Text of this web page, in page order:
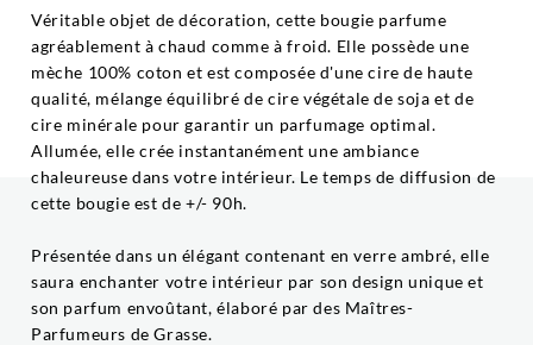
Véritable objet de décoration, cette bougie parfume
agréablement à chaud comme à froid. Elle possède une
mèche 100% coton et est composée d'une cire de haute
qualité, mélange équilibré de cire végétale de soja et de
cire minérale pour garantir un parfumage optimal.
Allumée, elle crée instantanément une ambiance
chaleureuse dans votre intérieur. Le temps de diffusion de
cette bougie est de +/- 90h.
Présentée dans un élégant contenant en verre ambré, elle
saura enchanter votre intérieur par son design unique et
son parfum envoûtant, élaboré par des Maîtres-
Parfumeurs de Grasse.